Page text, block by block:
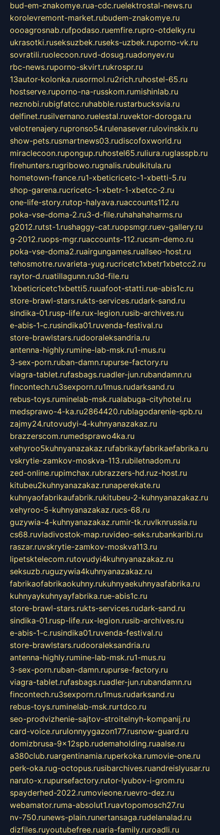
bud-em-znakomye.rua-cdc.ruelektrostal-news.ru
korolevremont-market.rubudem-znakomye.ru
oooagrosnab.rufpodaso.ruemfire.rupro-otdelky.ru
ukrasotki.ruseksuzbek.ruseks-uzbek.ruporno-vk.ru
sovratili.ruolecoon.ruvd-dosug.ruadonyev.ru
rbc-news.ruporno-skvirt.rukrospr.ru
13autor-kolonka.rusormol.ru2rich.ruhostel-65.ru
hostserve.ruporno-na-russkom.rumishinlab.ru
neznobi.rubigfatcc.ruhabble.rustarbucksvia.ru
delfinet.rusilvernano.ruelestal.ruvektor-doroga.ru
velotrenajery.rupronso54.rulenasever.rulovinskix.ru
show-pets.rusmartnews03.rudiscofoxworld.ru
miraclecoon.rupongup.ruhostel65.ruliura.ruglasspb.ru
firehunters.rugribowo.rugnalis.rubulkitula.ru
hometown-france.ru1-xbeticricetc-1-xbetti-5.ru
shop-garena.rucricetc-1-xbetr-1-xbetcc-2.ru
one-life-story.rutop-halyava.ruaccounts112.ru
poka-vse-doma-2.ru3-d-file.ruhahahaharms.ru
g2012.rutst-1.rushaggy-cat.ruopsmgr.ruev-gallery.ru
g-2012.ruops-mgr.ruaccounts-112.rucsm-demo.ru
poka-vse-doma2.ruairgungames.ruallseo-host.ru
tehosmotre.ruvarieta-yug.rucricetc1xbetr1xbetcc2.ru
raytor-d.ruatillagunn.ru3d-file.ru
1xbeticricetc1xbetti5.ruuafoot-statti.rue-abis1c.ru
store-brawl-stars.rukts-services.rudark-sand.ru
sindika-01.rusp-life.rux-legion.rusib-archives.ru
e-abis-1-c.rusindika01.ruvenda-festival.ru
store-brawlstars.rudooraleksandria.ru
antenna-highly.rumine-lab-msk.ru1-mus.ru
3-sex-porn.ruban-damn.rupurse-factory.ru
viagra-tablet.rufasbags.ruadler-jun.rubandamn.ru
fincontech.ru3sexporn.ru1mus.rudarksand.ru
rebus-toys.ruminelab-msk.rualabuga-cityhotel.ru
medsprawo-4-ka.ru2864420.rublagodarenie-spb.ru
zajmy24.rutovudyi-4-kuhnyanazakaz.ru
brazzerscom.rumedsprawo4ka.ru
xehyroo5kuhnyanazakaz.rufabrikayfabrikaefabrika.ru
vskrytie-zamkov-moskva-113.rubiletnadom.ru
zed-online.rupimchax.rubrazzers-hd.ruz-host.ru
kitubeu2kuhnyanazakaz.runaperekate.ru
kuhnyaofabrikaufabrik.rukitubeu-2-kuhnyanazakaz.ru
xehyroo-5-kuhnyanazakaz.rucs-68.ru
guzywia-4-kuhnyanazakaz.rumir-tk.ruvlknrussia.ru
cs68.ruvladivostok-map.ruvideo-seks.rubankaribi.ru
raszar.ruvskrytie-zamkov-moskva113.ru
lipetsktelecom.rutovudyi4kuhnyanazakaz.ru
seksuzb.ruguzywia4kuhnyanazakaz.ru
fabrikaofabrikaokuhny.rukuhnyaekuhnyaafabrika.ru
kuhnyaykuhnyayfabrika.rue-abis1c.ru
store-brawl-stars.rukts-services.rudark-sand.ru
sindika-01.rusp-life.rux-legion.rusib-archives.ru
e-abis-1-c.rusindika01.ruvenda-festival.ru
store-brawlstars.rudooraleksandria.ru
antenna-highly.rumine-lab-msk.ru1-mus.ru
3-sex-porn.ruban-damn.rupurse-factory.ru
viagra-tablet.rufasbags.ruadler-jun.rubandamn.ru
fincontech.ru3sexporn.ru1mus.rudarksand.ru
rebus-toys.ruminelab-msk.rurtdco.ru
seo-prodvizhenie-sajtov-stroitelnyh-kompanij.ru
card-voice.rurulonnyygazon177.rusnow-guard.ru
domizbrusa-9x12spb.rudemaholding.ruaalse.ru
a380club.ruargentinamia.ruperkoka.rumovie-one.ru
perk-oka.rug-octopus.rusibarchives.ruandreislyusar.ru
naruto-x.rupursefactory.rutor-lyubov-i-grom.ru
spayderhed-2022.rumovieone.ruevro-dez.ru
webamator.ruma-absolut1.ruavtopomosch27.ru
nv-750.runews-plain.runertansaga.rudelanalad.ru
dizfiles.ruyoutubefree.ruaria-family.ruroadli.ru